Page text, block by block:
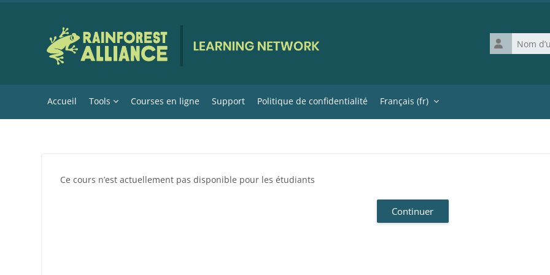
Nom
Accueil Tools Courses en ligne Support Politique de confidentialité Français ‎(fr)‎
Ce cours n’est actuellement pas disponible pour les étudiants
Continuer